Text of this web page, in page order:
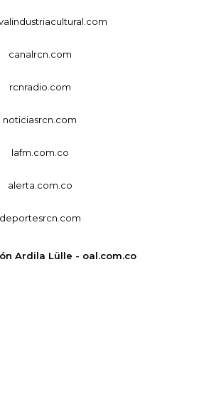
canalrcn.com
rcnradio.com
noticiasrcn.com
lafm.com.co
alerta.com.co
deportesrcn.com
Ardila Lülle - oal.com.co